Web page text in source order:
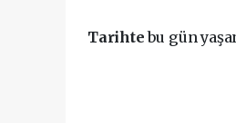
Tarihtebu gün